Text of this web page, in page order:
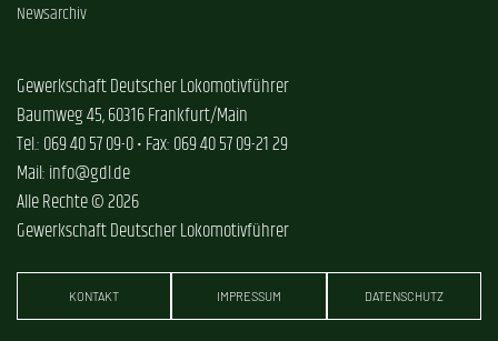
Newsarchiv
Gewerkschaft Deutscher Lokomotivführer
Baumweg 45, 60316 Frankfurt/Main
Tel.: 069 40 57 09-0 • Fax: 069 40 57 09-21 29
Mail: info@gdl.de
Alle Rechte © 2026
Gewerkschaft Deutscher Lokomotivführer
KONTAKT IMPRESSUM DATENSCHUTZ